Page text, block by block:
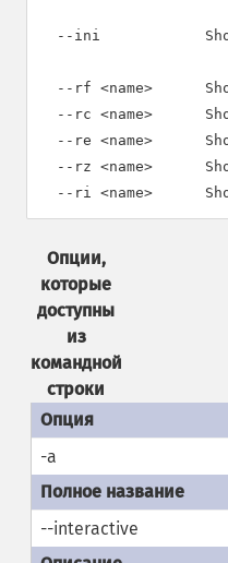
--ini
--rf <name>
--rc <name>
--re <name>
--rz <name>
Опции,
которые
доступны
из
командной
строки
-a
--interactive